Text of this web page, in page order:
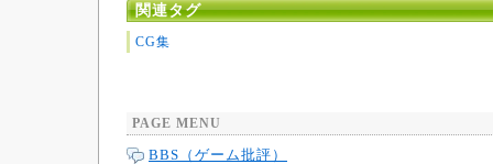
関連タグ
CG集
PAGE MENU
BBS（ゲーム批評）